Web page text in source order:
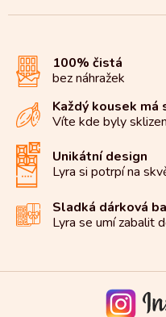
100% čistá
bez náhražek
Každý kousek má
Víte kde byly
Unikátní design
Lyra si potrpí na
Sladká dárková
Lyra se umí zabalit